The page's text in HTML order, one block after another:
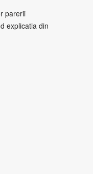
parerii
explicatia din